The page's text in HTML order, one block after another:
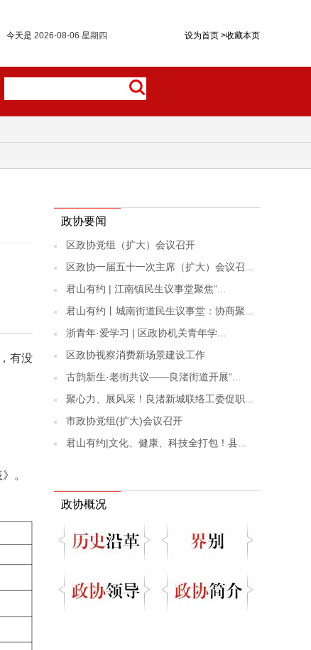
设为首页 >收藏本页
今天是 2026-08-06 星期四
有没
。
政协要闻
区政协党组（扩大）会议召开
区政协一届五十一次主席（扩大）会议召...
君山有约 | 江南镇民生议事堂聚焦“...
君山有约丨城南街道民生议事堂：协商聚...
浙青年·爱学习 | 区政协机关青年学...
区政协视察消费新场景建设工作
古韵新生·老街共议——良渚街道开展“...
聚心力、展风采！良渚新城联络工委促职...
市政协党组(扩大)会议召开
君山有约|文化、健康、科技全打包！县...
政协概况